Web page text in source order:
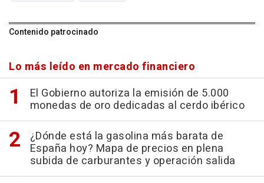
Contenido patrocinado
Lo más leído en mercado financiero
El Gobierno autoriza la emisión de 5.000
monedas de oro dedicadas al cerdo ibérico
¿Dónde está la gasolina más barata de
España hoy? Mapa de precios en plena
subida de carburantes y operación salida